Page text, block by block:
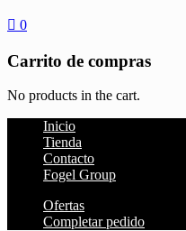
0
Carrito de compras
No products in the cart.
Inicio
Tienda
Contacto
Fogel Group
Ofertas
Completar pedido